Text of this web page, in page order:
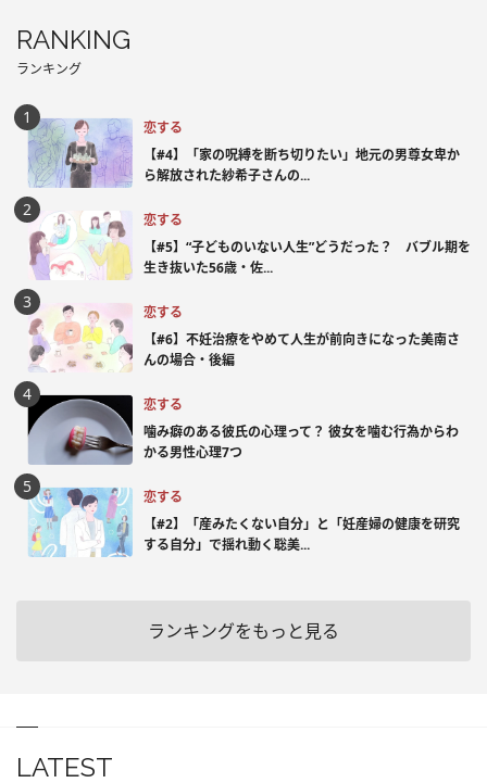
RANKING
ランキング
恋する
【#4】「家の呪縛を断ち切りたい」地元の男尊女卑か
ら解放された紗希子さんの...
恋する
【#5】“子どものいない人生”どうだった？ バブル期を
生き抜いた56歳・佐...
恋する
【#6】不妊治療をやめて人生が前向きになった美南さ
んの場合・後編
恋する
噛み癖のある彼氏の心理って？ 彼女を噛む行為からわ
かる男性心理7つ
恋する
【#2】「産みたくない自分」と「妊産婦の健康を研究
する自分」で揺れ動く聡美...
ランキングをもっと見る
LATEST